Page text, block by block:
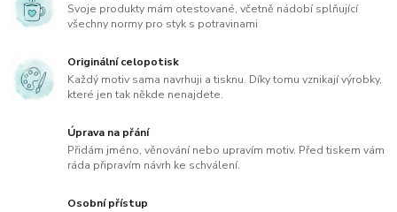
Svoje produkty mám otestované, včetně nádobí splňující
všechny normy pro styk s potravinami
Originální celopotisk
Každý motiv sama navrhuji a tisknu. Díky tomu vznikají výrobky,
které jen tak někde nenajdete.
Úprava na přání
Přidám jméno, věnování nebo upravím motiv. Před tiskem vám
ráda připravím návrh ke schválení.
Osobní přístup